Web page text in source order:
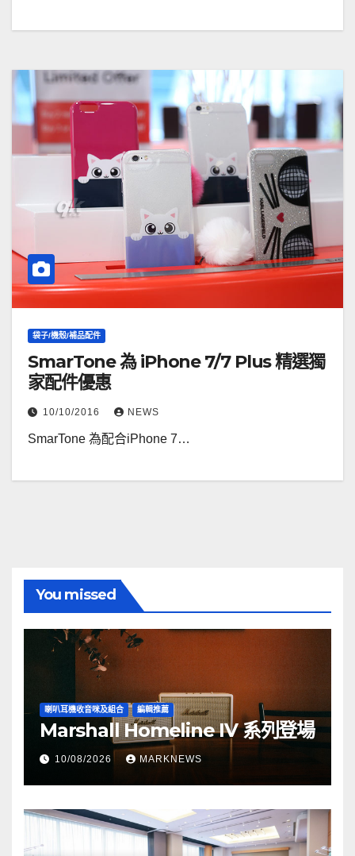
袋子/機殼/補品配件
SmarTone 為 iPhone 7/7 Plus 精選獨
家配件優惠
10/10/2016 NEWS
SmarTone 為配合iPhone 7…
You missed
喇叭耳機收音咪及組合 編輯推薦
Marshall Homeline IV 系列登場
10/08/2026 MARKNEWS